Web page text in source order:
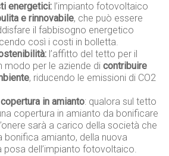
energetici: l’impianto fotovoltaico
e rinnovabile, che può essere
il fabbisogno energetico
così i costi in bolletta.
l’affitto del tetto per il
modo per le aziende dicontribuire
, riducendo le emissioni di CO2
in amianto: qualora sul tetto
copertura in amianto da bonificare
sarà a carico della società che
bonifica amianto, della nuova
posa dell’impianto fotovoltaico.